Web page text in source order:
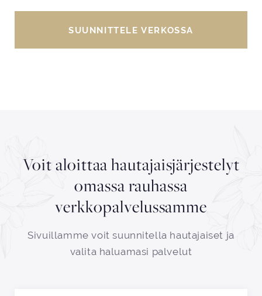
SUUNNITTELE VERKOSSA
Voit aloittaa hautajaisjärjestelyt
omassa rauhassa
verkkopalvelussamme
Sivuillamme voit suunnitella hautajaiset ja
valita haluamasi palvelut